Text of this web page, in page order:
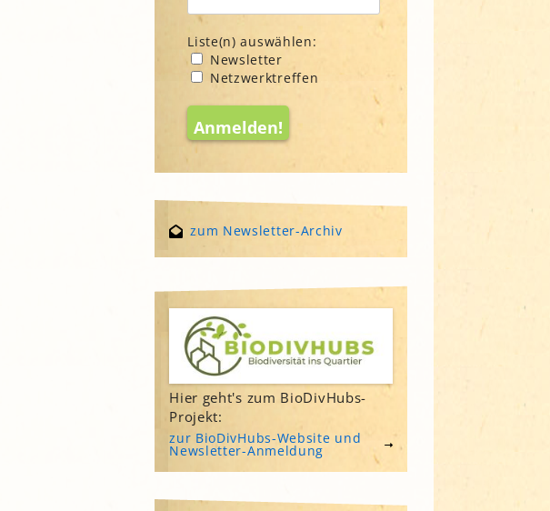
Liste(n) auswählen:
Newsletter
Netzwerktreffen
zum Newsletter-Archiv
Hier geht's zum BioDivHubs-
Projekt:
zur BioDivHubs-Website und
Newsletter-Anmeldung